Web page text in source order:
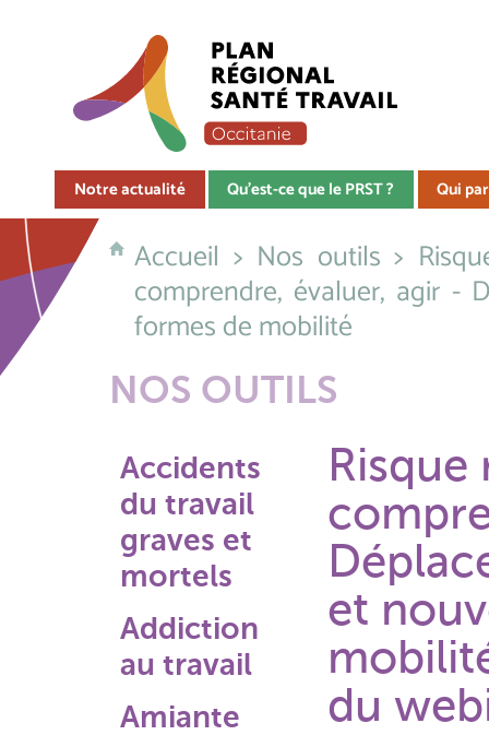
Notre actualité Qu'est-ce que le PRST ? Qui
Accueil > Nos outils >
comprendre, évaluer, agir -
formes de mobilité
NOS OUTILS
Accidents
du travail
graves et
mortels
Addiction
au travail
Amiante
et
du